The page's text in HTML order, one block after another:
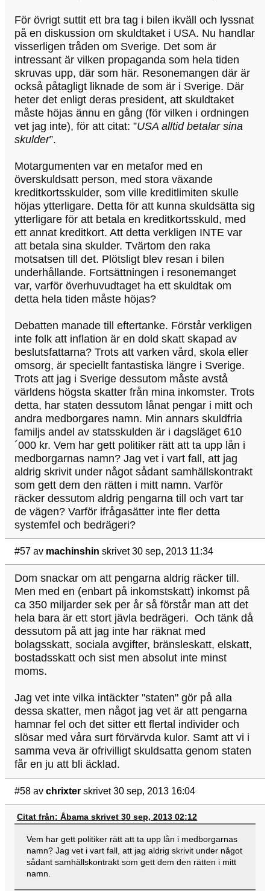
För övrigt suttit ett bra tag i bilen ikväll och lyssnat
på en diskussion om skuldtaket i USA. Nu handlar
visserligen tråden om Sverige. Det som är
intressant är vilken propaganda som hela tiden
skruvas upp, där som här. Resonemangen där är
också påtagligt liknade de som är i Sverige. Där
heter det enligt deras president, att skuldtaket
måste höjas ännu en gång (för vilken i ordningen
vet jag inte), för att citat: ”USA alltid betalar sina
skulder”.
Motargumenten var en metafor med en
överskuldsatt person, med stora växande
kreditkortsskulder, som ville kreditlimiten skulle
höjas ytterligare. Detta för att kunna skuldsätta sig
ytterligare för att betala en kreditkortsskuld, med
ett annat kreditkort. Att detta verkligen INTE var
att betala sina skulder. Tvärtom den raka
motsatsen till det. Plötsligt blev resan i bilen
underhållande. Fortsättningen i resonemanget
var, varför överhuvudtaget ha ett skuldtak om
detta hela tiden måste höjas?
Debatten manade till eftertanke. Förstår verkligen
inte folk att inflation är en dold skatt skapad av
beslutsfattarna? Trots att varken vård, skola eller
omsorg, är speciellt fantastiska längre i Sverige.
Trots att jag i Sverige dessutom måste avstå
världens högsta skatter från mina inkomster. Trots
detta, har staten dessutom lånat pengar i mitt och
andra medborgares namn. Min annars skuldfria
familjs andel av statsskulden är i dagsläget 610
´000 kr. Vem har gett politiker rätt att ta upp lån i
medborgarnas namn? Jag vet i vart fall, att jag
aldrig skrivit under något sådant samhällskontrakt
som gett dem den rätten i mitt namn. Varför
räcker dessutom aldrig pengarna till och vart tar
de vägen? Varför ifrågasätter inte fler detta
systemfel och bedrägeri?
#57 av machinshin skrivet 30 sep, 2013 11:34
Dom snackar om att pengarna aldrig räcker till.
Men med en (enbart på inkomstskatt) inkomst på
ca 350 miljarder sek per år så förstår man att det
hela bara är ett stort jävla bedrägeri. Och tänk då
dessutom på att jag inte har räknat med
bolagsskatt, sociala avgifter, bränsleskatt, elskatt,
bostadsskatt och sist men absolut inte minst
moms.
Jag vet inte vilka intäckter "staten" gör på alla
dessa skatter, men något jag vet är att pengarna
hamnar fel och det sitter ett flertal individer och
slösar med våra surt förvärvda kulor. Samt att vi i
samma veva är ofrivilligt skuldsatta genom staten
får en ju att bli äcklad.
#58 av chrixter skrivet 30 sep, 2013 16:04
Citat från: Åbama skrivet 30 sep, 2013 02:12
Vem har gett politiker rätt att ta upp lån i medborgarnas
namn? Jag vet i vart fall, att jag aldrig skrivit under något
sådant samhällskontrakt som gett dem den rätten i mitt
namn.